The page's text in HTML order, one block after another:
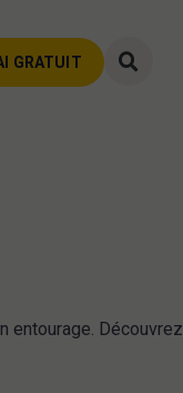
GRATUIT
GRATUIT
entourage. Découvrez